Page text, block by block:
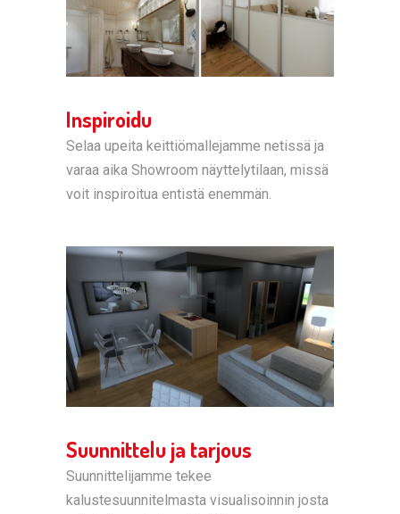
Inspiroidu
Selaa upeita keittiömallejamme netissä ja
varaa aika Showroom näyttelytilaan, missä
voit inspiroitua entistä enemmän.
Suunnittelu ja tarjous
Suunnittelijamme tekee
kalustesuunnitelmasta visualisoinnin josta